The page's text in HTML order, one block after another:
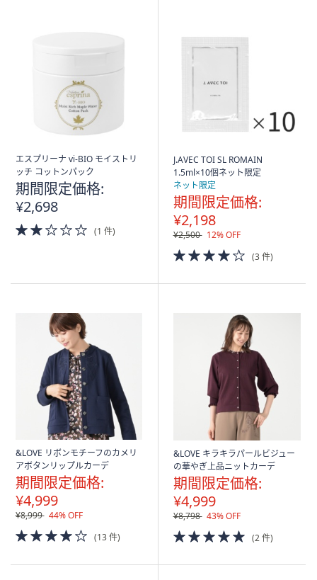
エスプリーナ vi-BIO モイストリ
ッチ コットンパック
期間限定価格:
¥2,698
2.0
of
(1 件)
J.AVEC TOI SL ROMAIN
1.5ml×10個ネット限定
ネット限定
期間限定価格:
¥2,198
¥2,500 12% OFF
4.0
of
(3 件)
&LOVE リボンモチーフのカメリ
アボタンリップルカーデ
期間限定価格:
¥4,999
¥8,999 44% OFF
4.0
of
(13 件)
&LOVE キラキラパールビジュー
の華やぎ上品ニットカーデ
期間限定価格:
¥4,999
¥8,798 43% OFF
5.0
of
(2 件)